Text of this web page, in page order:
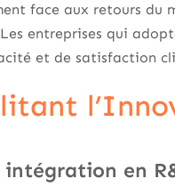
face aux retours du
entreprises qui
et de satisfaction
intégration en